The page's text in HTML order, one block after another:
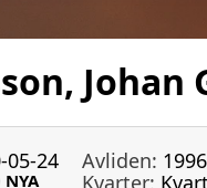
Johan
05-24 Avliden:
NYA
Kvarter: